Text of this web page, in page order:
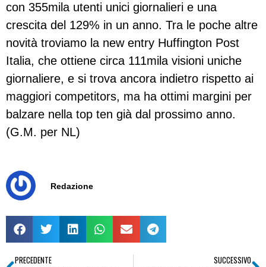
con 355mila utenti unici giornalieri e una
crescita del 129% in un anno. Tra le poche altre
novità troviamo la new entry Huffington Post
Italia, che ottiene circa 111mila visioni uniche
giornaliere, e si trova ancora indietro rispetto ai
maggiori competitors, ma ha ottimi margini per
balzare nella top ten già dal prossimo anno.
(G.M. per NL)
Redazione
PRECEDENTE SUCCESSIVO